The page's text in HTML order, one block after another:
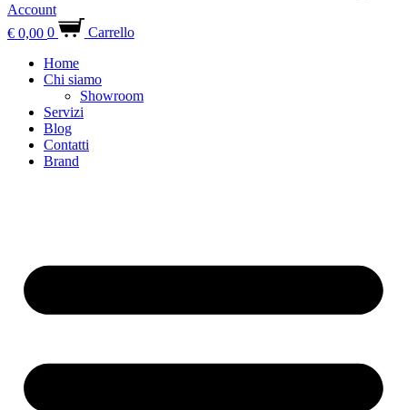
Account
€ 0,00 0
Carrello
Home
Chi siamo
Showroom
Servizi
Blog
Contatti
Brand